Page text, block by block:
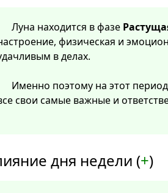
Луна находится в фазе
физическая и
в делах.
Именно поэтому на этот
свои самые важные и
дня недели (+)